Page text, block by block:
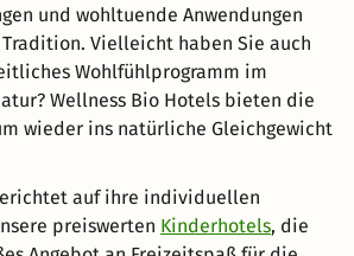
und wohltuende Anwendungen
Vielleicht haben Sie auch
Wohlfühlprogramm im
Wellness Bio Hotels bieten die
wieder ins natürliche Gleichgewicht
auf ihre individuellen
preiswerten Kinderhotels, die